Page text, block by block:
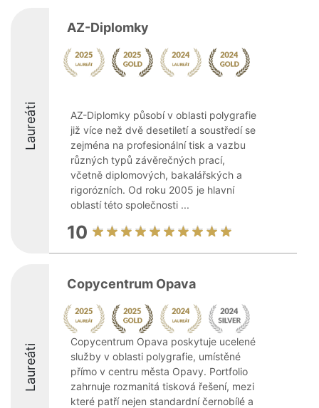
Laureáti
AZ-Diplomky
AZ-Diplomky působí v oblasti polygrafie
již více než dvě desetiletí a soustředí se
zejména na profesionální tisk a vazbu
různých typů závěrečných prací,
včetně diplomových, bakalářských a
rigorózních. Od roku 2005 je hlavní
oblastí této společnosti ...
10
Laureáti
Copycentrum Opava
Copycentrum Opava poskytuje ucelené
služby v oblasti polygrafie, umístěné
přímo v centru města Opavy. Portfolio
zahrnuje rozmanitá tisková řešení, mezi
které patří nejen standardní černobílé a